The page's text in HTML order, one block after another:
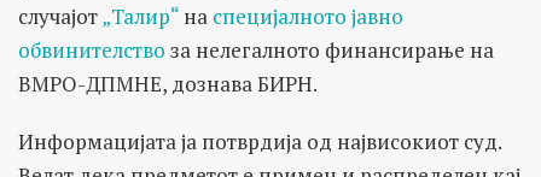
случајот„Талир“ на специјалното јавно
обвинителство за нелегалното финансирање на
ВМРО-ДПМНЕ, дознава БИРН.
Информацијата ја потврдија од највисокиот суд.